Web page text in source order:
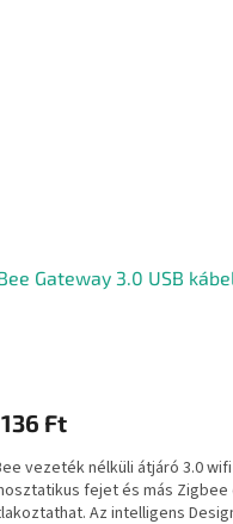
Gateway 3.0 USB
Ft
vezeték nélküli átjáró 3.0 wifi
fejet és más
Az intelligens